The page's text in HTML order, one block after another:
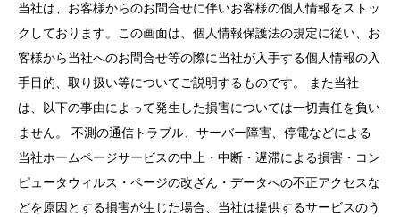
当社は、お客様からのお問合せに伴いお客様の個人情報をストッ
クしております。この画面は、個人情報保護法の規定に従い、お
客様から当社へのお問合せ等の際に当社が入手する個人情報の入
手目的、取り扱い等についてご説明するものです。 また当社
は、以下の事由によって発生した損害については一切責任を負い
ません。 不測の通信トラブル、サーバー障害、停電などによる
当社ホームページサービスの中止・中断・遅滞による損害・コン
ピュータウィルス・ページの改ざん・データへの不正アクセスな
どを原因とする損害が生じた場合、当社は提供するサービスのう